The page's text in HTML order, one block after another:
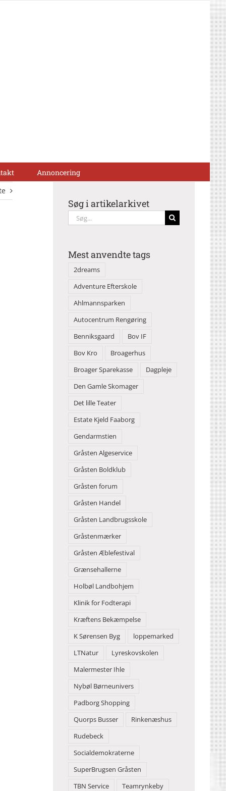
Annoncering
Søg i artikelarkivet
Søg
efter:
Mest anvendte tags
2dreams
Adventure Efterskole
Ahlmannsparken
Autocentrum Rengøring
Benniksgaard
Bov IF
Bov Kro
Broagerhus
Broager Sparekasse
Dagpleje
Den Gamle Skomager
Det lille Teater
Estate Kjeld Faaborg
Gendarmstien
Gråsten Algeservice
Gråsten Boldklub
Gråsten forum
Gråsten Handel
Gråsten Landbrugsskole
Gråstenmærker
Gråsten Æblefestival
Grænsehallerne
Holbøl Landbohjem
Klinik for Fodterapi
Kræftens Bekæmpelse
K Sørensen Byg
loppemarked
LTNatur
Lyreskovskolen
Malermester Ihle
Nybøl Børneunivers
Padborg Shopping
Quorps Busser
Rinkenæshus
Rudebeck
Socialdemokraterne
SuperBrugsen Gråsten
TBN Service
Teamrynkeby